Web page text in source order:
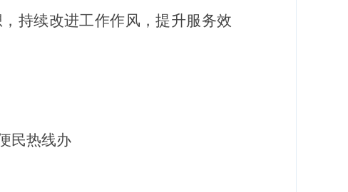
持续改进工作作风，提升服务效
务便民热线办